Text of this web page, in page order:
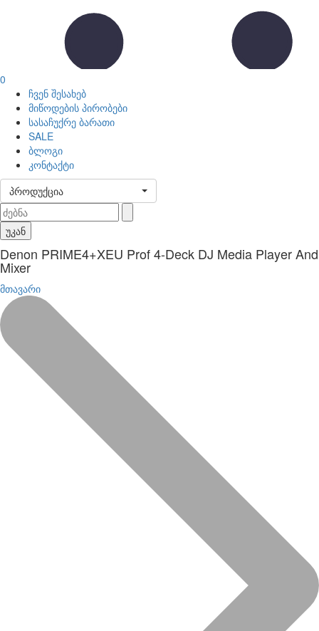
0
ჩვენ შესახებ
მიწოდების პირობები
სასაჩუქრე ბარათი
SALE
ბლოგი
კონტაქტი
პროდუქცია
უკან
Denon PRIME4+XEU Prof 4-Deck DJ Media Player And
Mixer
მთავარი